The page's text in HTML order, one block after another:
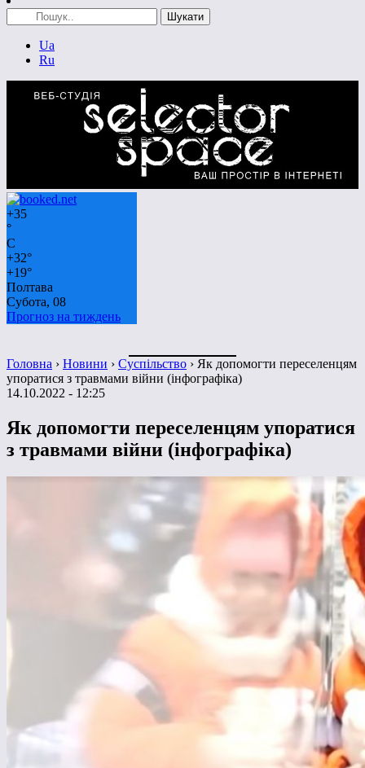
Ua
Ru
+35
°
C
+32°
+19°
Полтава
Субота, 08
Прогноз на тиждень
Головна › Новини › Суспільство › Як допомогти переселенцям
упоратися з травмами війни (інфографіка)
14.10.2022 - 12:25
Як допомогти переселенцям упоратися
з травмами війни (інфографіка)